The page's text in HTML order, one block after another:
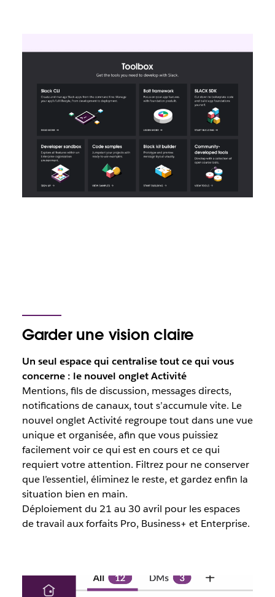
Garder une vision claire
Un seul espace qui centralise tout ce qui vous
concerne : le nouvel onglet Activité
Mentions, fils de discussion, messages directs,
notifications de canaux, tout s’accumule vite. Le
nouvel onglet Activité regroupe tout dans une vue
unique et organisée, afin que vous puissiez
facilement voir ce qui est en cours et ce qui
requiert votre attention. Filtrez pour ne conserver
que l’essentiel, éliminez le reste, et gardez enfin la
situation bien en main.
Déploiement du 21 au 30 avril pour les espaces
de travail aux forfaits Pro, Business+ et Enterprise.